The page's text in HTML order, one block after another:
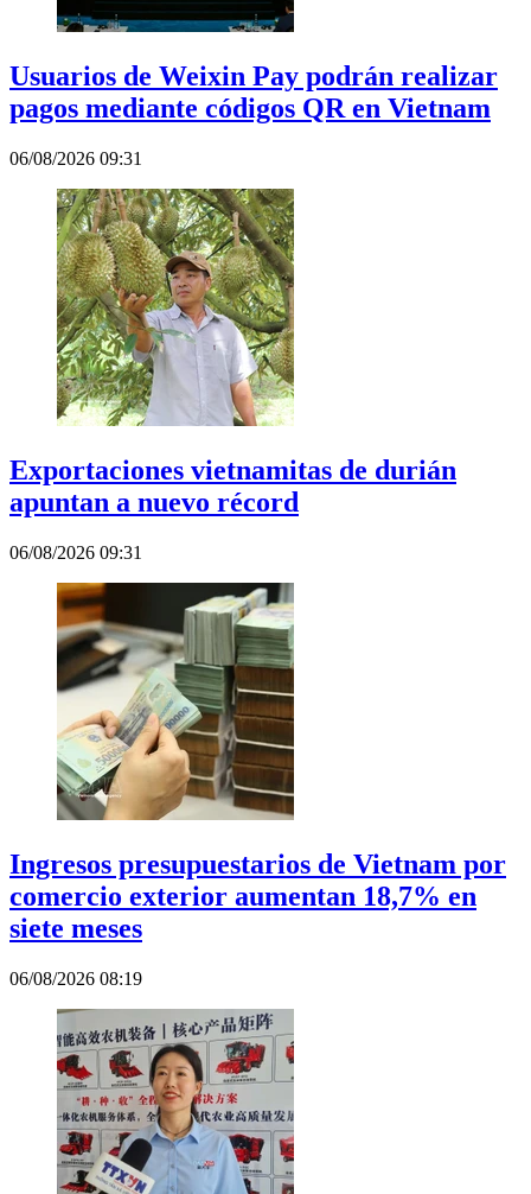
Usuarios de Weixin Pay podrán realizar
pagos mediante códigos QR en Vietnam
06/08/2026 09:31
Exportaciones vietnamitas de durián
apuntan a nuevo récord
06/08/2026 09:31
Ingresos presupuestarios de Vietnam por
comercio exterior aumentan 18,7% en
siete meses
06/08/2026 08:19